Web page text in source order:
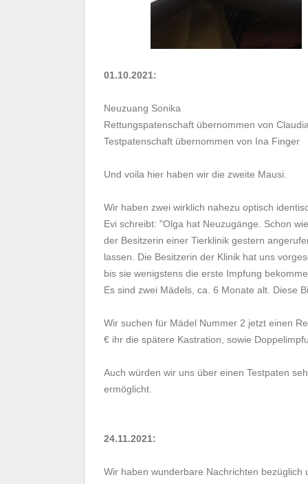
01.10.2021:
Neuzuang Sonika
Rettungspatenschaft übernommen von
Testpatenschaft übernommen von Ina Finger
Und voila hier haben wir die zweite Mausi.
Wir haben zwei wirklich nahezu optisch
Evi schreibt: "Olga hat Neuzugänge. Schon
der Besitzerin einer Tierklinik gestern
lassen. Die Besitzerin der Klinik hat uns
bis sie wenigstens die erste Impfung
Es sind zwei Mädels, ca. 6 Monate alt. Diese
Wir suchen für Mädel Nummer 2 jetzt einen
€ ihr die spätere Kastration, sowie
Auch würden wir uns über einen Testpaten
ermöglicht.
24.11.2021:
Wir haben wunderbare Nachrichten